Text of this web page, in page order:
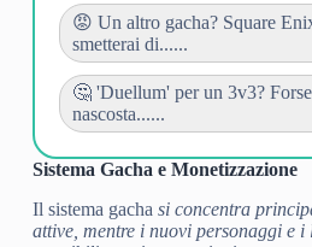
😡 Un altro gacha? Square
smetterai di......
🤔 'Duellum' per un 3v3?
nascosta......
Sistema Gacha e Monetizzazione
Il sistema gacha si concentra
attive, mentre i nuovi personaggi e i